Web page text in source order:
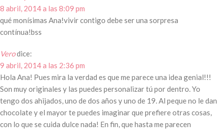
8 abril, 2014 a las 8:09 pm
qué monísimas Ana!vivir contigo debe ser una sorpresa
contínua!bss
Verodice:
9 abril, 2014 a las 2:36 pm
Hola Ana! Pues mira la verdad es que me parece una idea genial!!!
Son muy originales y las puedes personalizar tú por dentro. Yo
tengo dos ahijados, uno de dos años y uno de 19. Al peque no le dan
chocolate y el mayor te puedes imaginar que prefiere otras cosas,
con lo que se cuida dulce nada! En fin, que hasta me parecen